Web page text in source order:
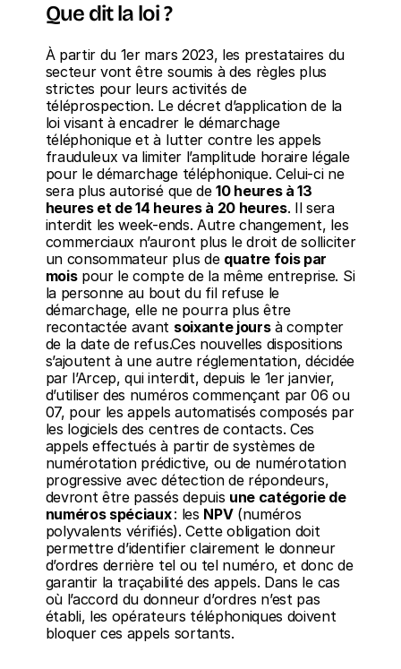
Que dit la loi ?
À partir du 1er mars 2023, les prestataires du
secteur vont être soumis à des règles plus
strictes pour leurs activités de
téléprospection. Le décret d’application de la
loi visant à encadrer le démarchage
téléphonique et à lutter contre les appels
frauduleux va limiter l’amplitude horaire légale
pour le démarchage téléphonique. Celui-ci ne
sera plus autorisé que de 10 heures à 13
heures et de 14 heures à 20 heures. Il sera
interdit les week-ends. Autre changement, les
commerciaux n’auront plus le droit de solliciter
un consommateur plus de quatre fois par
mois pour le compte de la même entreprise. Si
la personne au bout du fil refuse le
démarchage, elle ne pourra plus être
recontactée avant soixante jours à compter
de la date de refus.Ces nouvelles dispositions
s’ajoutent à une autre réglementation, décidée
par l’Arcep, qui interdit, depuis le 1er janvier,
d’utiliser des numéros commençant par 06 ou
07, pour les appels automatisés composés par
les logiciels des centres de contacts. Ces
appels effectués à partir de systèmes de
numérotation prédictive, ou de numérotation
progressive avec détection de répondeurs,
devront être passés depuis une catégorie de
numéros spéciaux : les NPV (numéros
polyvalents vérifiés). Cette obligation doit
permettre d’identifier clairement le donneur
d’ordres derrière tel ou tel numéro, et donc de
garantir la traçabilité des appels. Dans le cas
où l’accord du donneur d’ordres n’est pas
établi, les opérateurs téléphoniques doivent
bloquer ces appels sortants.